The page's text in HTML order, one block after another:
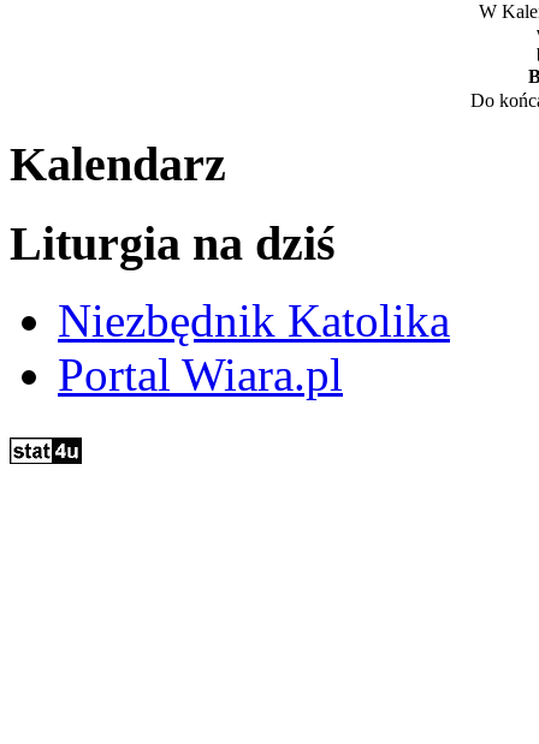
W
Do
Kalendarz
Liturgia na dziś
Niezbędnik Katolika
Portal Wiara.pl